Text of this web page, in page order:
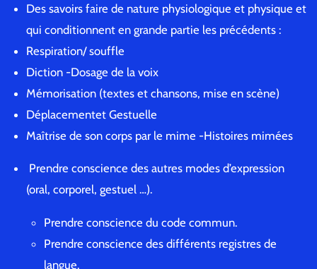
Des savoirs faire de nature physiologique et physique et
qui conditionnent en grande partie les précédents :
Respiration/ souffle
Diction -Dosage de la voix
Mémorisation (textes et chansons, mise en scène)
Déplacementet Gestuelle
Maîtrise de son corps par le mime -Histoires mimées
Prendre conscience des autres modes d’expression
(oral, corporel, gestuel …).
Prendre conscience du code commun.
Prendre conscience des différents registres de
langue.